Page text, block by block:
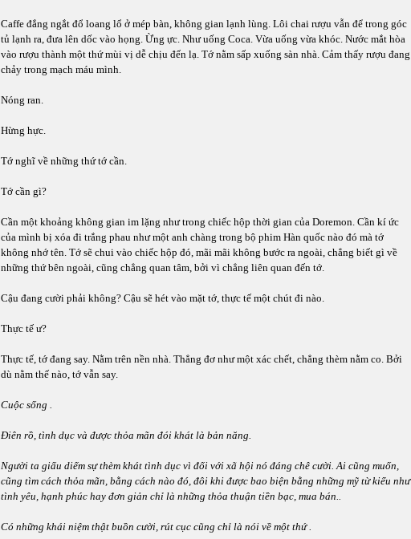
Caffe đắng ngắt đổ loang lổ ở mép bàn, không gian lạnh lùng. Lôi chai rượu vẫn để trong góc
tủ lạnh ra, đưa lên dốc vào họng. Ừng ực. Như uống Coca. Vừa uống vừa khóc. Nước mắt hòa
vào rượu thành một thứ mùi vị dễ chịu đến lạ. Tớ nằm sấp xuống sàn nhà. Cảm thấy rượu đang
chảy trong mạch máu mình.
Nóng ran.
Hừng hực.
Tớ nghĩ về những thứ tớ cần.
Tớ cần gì?
Cần một khoảng không gian im lặng như trong chiếc hộp thời gian của Doremon. Cần kí ức
của mình bị xóa đi trắng phau như một anh chàng trong bộ phim Hàn quốc nào đó mà tớ
không nhớ tên. Tớ sẽ chui vào chiếc hộp đó, mãi mãi không bước ra ngoài, chẳng biết gì về
những thứ bên ngoài, cũng chẳng quan tâm, bởi vì chẳng liên quan đến tớ.
Cậu đang cười phải không? Cậu sẽ hét vào mặt tớ, thực tế một chút đi nào.
Thực tế ư?
Thực tế, tớ đang say. Nằm trên nền nhà. Thẳng đơ như một xác chết, chẳng thèm nằm co. Bởi
dù nằm thế nào, tớ vẫn say.
Cuộc sống .
Điên rồ, tình dục và được thỏa mãn đói khát là bản năng.
Người ta giấu diếm sự thèm khát tình dục vì đối với xã hội nó đáng chê cười. Ai cũng muốn,
cũng tìm cách thỏa mãn, bằng cách nào đó, đôi khi được bao biện bằng những mỹ từ kiểu như
tình yêu, hạnh phúc hay đơn giản chỉ là những thỏa thuận tiền bạc, mua bán..
Có những khái niệm thật buồn cười, rút cục cũng chỉ là nói về một thứ .